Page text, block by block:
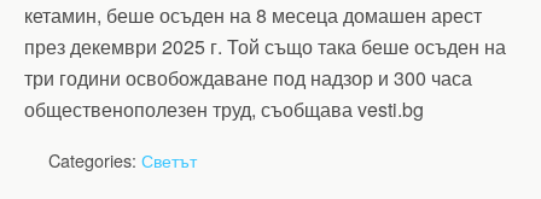
кетамин, беше осъден на 8 месеца домашен арест
през декември 2025 г. Той също така беше осъден на
три години освобождаване под надзор и 300 часа
общественополезен труд, съобщава vesti.bg
Categories: Светът